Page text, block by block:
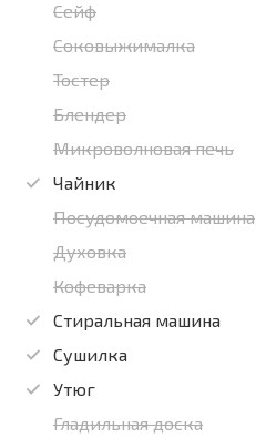
Сейф
Соковыжималка
Тостер
Блендер
Микроволновая печь
Чайник
Посудомоечная машина
Духовка
Кофеварка
Стиральная машина
Сушилка
Утюг
Гладильная доска